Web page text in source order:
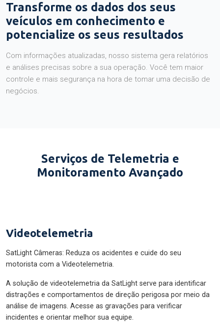
Transforme os dados dos seus
veículos em conhecimento e
potencialize os seus resultados
Com informações atualizadas, nosso sistema gera relatórios
e análises precisas sobre a sua operação. Você tem maior
controle e mais segurança na hora de tomar uma decisão de
negócios.
Serviços de Telemetria e
Monitoramento Avançado
Videotelemetria
SatLight Câmeras: Reduza os acidentes e cuide do seu
motorista com a Videotelemetria.
A solução de videotelemetria da SatLight serve para identificar
distrações e comportamentos de direção perigosa por meio da
análise de imagens. Acesse as gravações para verificar
incidentes e orientar melhor sua equipe.